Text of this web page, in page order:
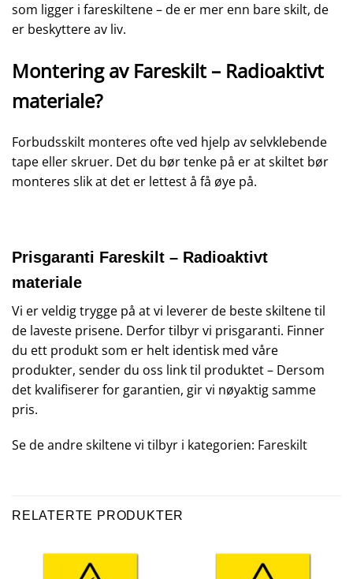
som ligger i fareskiltene – de er mer enn bare skilt, de
er beskyttere av liv.
Montering av Fareskilt – Radioaktivt
materiale?
Forbudsskilt monteres ofte ved hjelp av selvklebende
tape eller skruer. Det du bør tenke på er at skiltet bør
monteres slik at det er lettest å få øye på.
Prisgaranti Fareskilt – Radioaktivt
materiale
Vi er veldig trygge på at vi leverer de beste skiltene til
de laveste prisene. Derfor tilbyr vi prisgaranti. Finner
du ett produkt som er helt identisk med våre
produkter, sender du oss link til produktet – Dersom
det kvalifiserer for garantien, gir vi nøyaktig samme
pris.
Se de andre skiltene vi tilbyr i kategorien: Fareskilt
RELATERTE PRODUKTER